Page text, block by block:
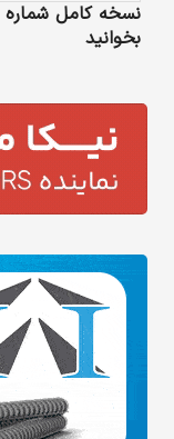
نسخه کامل شماره
بخوانید